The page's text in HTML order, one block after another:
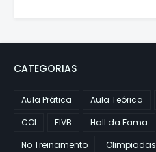
CATEGORIAS
Aula Prática Aula Teórica
COI
FIVB Hall da Fama
No Treinamento
Olimpiadas